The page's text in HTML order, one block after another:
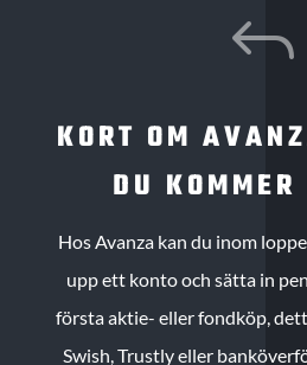
J
KORT OM
DU
Hos Avanza kan du inom
upp ett konto och sätta in
första aktie- eller fondköp,
Swish, Trustly eller